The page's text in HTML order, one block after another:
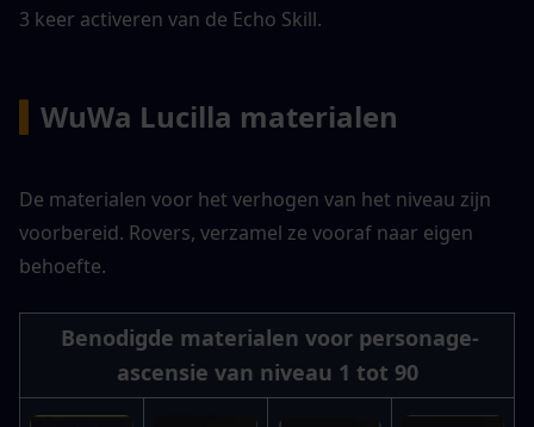
3 keer activeren van de Echo Skill.
WuWa Lucilla materialen
De materialen voor het verhogen van het niveau zijn
voorbereid. Rovers, verzamel ze vooraf naar eigen
behoefte.
Benodigde materialen voor personage-
ascensie van niveau 1 tot 90